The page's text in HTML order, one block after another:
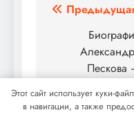
Навигация
записям
Пескова
путь от ранних
Этот сайт использует куки-
в навигации, а также